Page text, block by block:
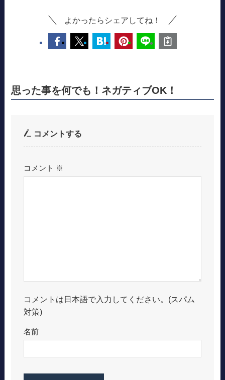
よかったらシェアしてね！
思った事を何でも！ネガティブOK！
コメントする
コメント ※
コメントは日本語で入力してください。(スパム
対策)
名前